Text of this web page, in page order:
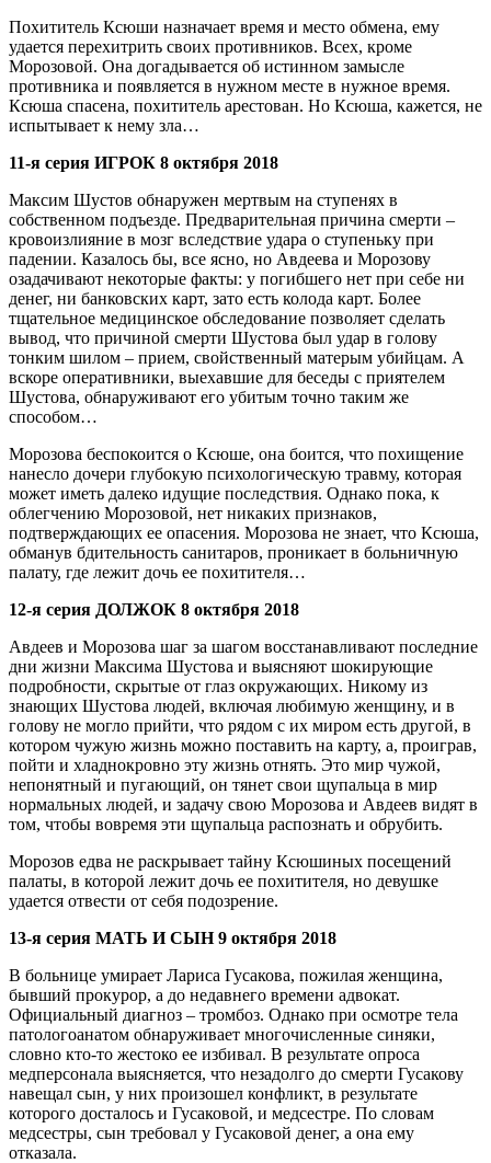
Похититель Ксюши назначает время и место обмена, ему
удается перехитрить своих противников. Всех, кроме
Морозовой. Она догадывается об истинном замысле
противника и появляется в нужном месте в нужное время.
Ксюша спасена, похититель арестован. Но Ксюша, кажется, не
испытывает к нему зла…
11-я серия ИГРОК 8 октября 2018
Максим Шустов обнаружен мертвым на ступенях в
собственном подъезде. Предварительная причина смерти –
кровоизлияние в мозг вследствие удара о ступеньку при
падении. Казалось бы, все ясно, но Авдеева и Морозову
озадачивают некоторые факты: у погибшего нет при себе ни
денег, ни банковских карт, зато есть колода карт. Более
тщательное медицинское обследование позволяет сделать
вывод, что причиной смерти Шустова был удар в голову
тонким шилом – прием, свойственный матерым убийцам. А
вскоре оперативники, выехавшие для беседы с приятелем
Шустова, обнаруживают его убитым точно таким же
способом…
Морозова беспокоится о Ксюше, она боится, что похищение
нанесло дочери глубокую психологическую травму, которая
может иметь далеко идущие последствия. Однако пока, к
облегчению Морозовой, нет никаких признаков,
подтверждающих ее опасения. Морозова не знает, что Ксюша,
обманув бдительность санитаров, проникает в больничную
палату, где лежит дочь ее похитителя…
12-я серия ДОЛЖОК 8 октября 2018
Авдеев и Морозова шаг за шагом восстанавливают последние
дни жизни Максима Шустова и выясняют шокирующие
подробности, скрытые от глаз окружающих. Никому из
знающих Шустова людей, включая любимую женщину, и в
голову не могло прийти, что рядом с их миром есть другой, в
котором чужую жизнь можно поставить на карту, а, проиграв,
пойти и хладнокровно эту жизнь отнять. Это мир чужой,
непонятный и пугающий, он тянет свои щупальца в мир
нормальных людей, и задачу свою Морозова и Авдеев видят в
том, чтобы вовремя эти щупальца распознать и обрубить.
Морозов едва не раскрывает тайну Ксюшиных посещений
палаты, в которой лежит дочь ее похитителя, но девушке
удается отвести от себя подозрение.
13-я серия МАТЬ И СЫН 9 октября 2018
В больнице умирает Лариса Гусакова, пожилая женщина,
бывший прокурор, а до недавнего времени адвокат.
Официальный диагноз – тромбоз. Однако при осмотре тела
патологоанатом обнаруживает многочисленные синяки,
словно кто-то жестоко ее избивал. В результате опроса
медперсонала выясняется, что незадолго до смерти Гусакову
навещал сын, у них произошел конфликт, в результате
которого досталось и Гусаковой, и медсестре. По словам
медсестры, сын требовал у Гусаковой денег, а она ему
отказала.